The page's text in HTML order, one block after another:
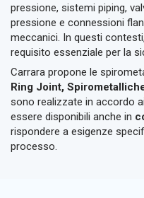
pressione, sistemi piping,
pressione e connessioni
meccanici. In questi
requisito essenziale per la
Carrara propone le
Ring Joint,
sono realizzate in accordo
essere disponibili anche in
rispondere a esigenze
processo.